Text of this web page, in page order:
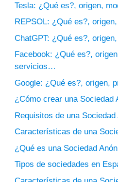
Tesla: ¿Qué es?, origen,
REPSOL: ¿Qué es?,
ChatGPT: ¿Qué es?,
Facebook: ¿Qué es?,
servicios…
Google: ¿Qué es?, origen,
¿Cómo crear una Sociedad
Requisitos de una Sociedad
Características de una
¿Qué es una Sociedad
Tipos de sociedades en